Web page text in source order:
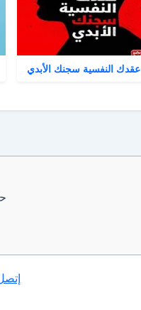
عقدك النفسية سجنك الأبدي